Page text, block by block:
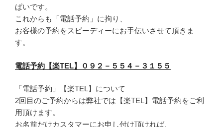
ぱいです。
これからも「電話予約」に拘り、
お客様の予約をスピーディーにお手伝いさせて頂きま
す。
電話予約【楽TEL】０９２－５５４－３１５５
「電話予約」【楽TEL】について
2回目のご予約からは弊社では【楽TEL】電話予約をご利
用頂けます。
お名前だけカスタマーにお申し付け頂ければ、